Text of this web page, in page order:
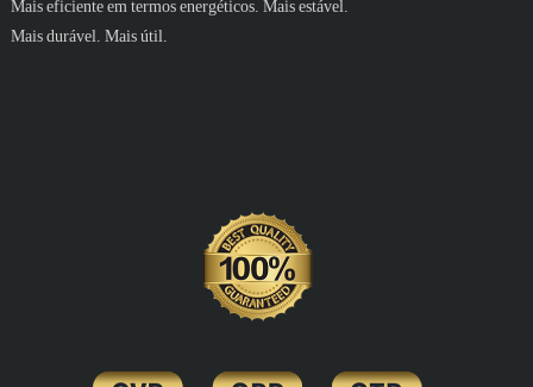
Mais eficiente em termos energéticos. Mais estável.
Mais durável. Mais útil.